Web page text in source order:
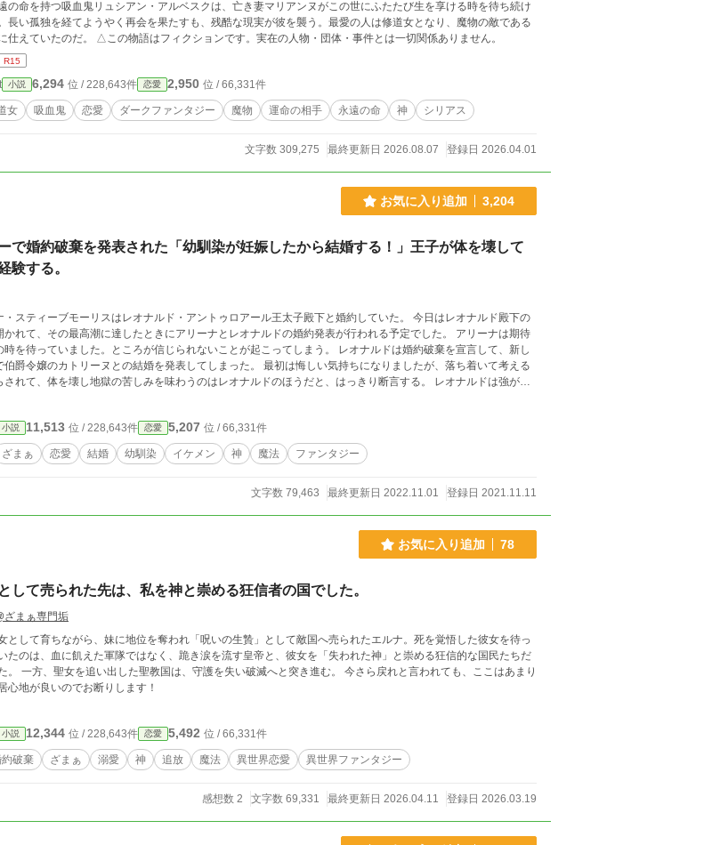
の命を持つ吸血鬼リュシアン・アルベスクは、亡き妻マリアンヌがこの世にふたたび生を享ける時を待ち続け
長い孤独を経てようやく再会を果たすも、残酷な現実が彼を襲う。最愛の人は修道女となり、魔物の敵である
神に仕えていたのだ。 △この物語はフィクションです。実在の人物・団体・事件とは一切関係ありません。
R15
小説 6,294 位 / 228,643件 恋愛 2,950 位 / 66,331件
女 吸血鬼 恋愛 ダークファンタジー 魔物 運命の相手 永遠の命 神 シリアス
文字数 309,275 最終更新日 2026.08.07 登録日 2026.04.01
お気に入り追加 3,204
で婚約破棄を発表された「幼馴染が妊娠したから結婚する！」王子が体を壊して
験する。
ィーブモーリスはレオナルド・アントゥロアール王太子殿下と婚約していた。 今日はレオナルド殿下の
て、その最高潮に達したときにアリーナとレオナルドの婚約発表が行われる予定でした。 アリーナは期待
いました。ところが信じられないことが起こってしまう。 レオナルドは婚約破棄を宣言して、新し
ーヌとの結婚を発表してしまった。 最初は悔しい気持ちになりましたが、落ち着いて考える
て、体を壊し地獄の苦しみを味わうのはレオナルドのほうだと、はっきり断言する。 レオナルドは強がり
、アリーナは誰にも真似のできない世界でも希少価値の高い能力を持っていて貴重な存在だったのです。
小説 11,513 位 / 228,643件 恋愛 5,207 位 / 66,331件
ざまぁ 恋愛 結婚 幼馴染 イケメン 神 魔法 ファンタジー
文字数 79,463 最終更新日 2022.11.01 登録日 2021.11.11
お気に入り追加 78
して売られた先は、私を神と崇める狂信者の国でした。
ざまぁ専門垢
として育ちながら、妹に地位を奪われ「呪いの生贄」として敵国へ売られたエルナ。死を覚悟した彼女を待っ
たのは、血に飢えた軍隊ではなく、跪き涙を流す皇帝と、彼女を「失われた神」と崇める狂信的な国民たちだ
。 一方、聖女を追い出した聖教国は、守護を失い破滅へと突き進む。 今さら戻れと言われても、ここはあまり
心地が良いのでお断りします！
小説 12,344 位 / 228,643件 恋愛 5,492 位 / 66,331件
破棄 ざまぁ 溺愛 神 追放 魔法 異世界恋愛 異世界ファンタジー
感想数 2 文字数 69,331 最終更新日 2026.04.11 登録日 2026.03.19